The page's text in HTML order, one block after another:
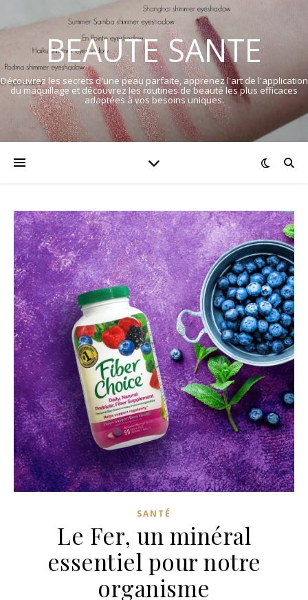
BEAUTE SANTE
Découvrez les secrets d'une peau parfaite, apprenez l'art de l'application
du maquillage et découvrez les routines de beauté les plus efficaces
adaptées à vos besoins uniques.
SANTÉ
Le Fer, un minéral
essentiel pour notre
organisme